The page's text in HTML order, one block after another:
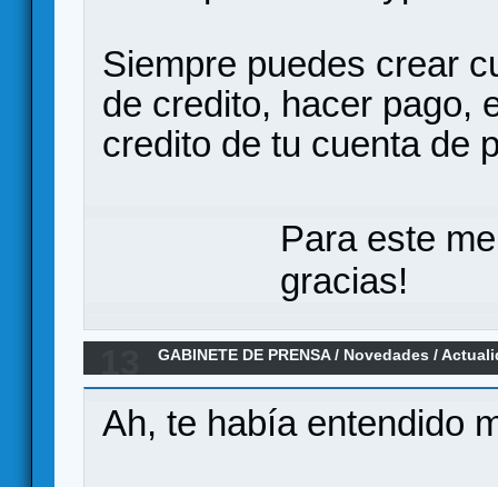
Siempre puedes crear
de credito, hacer pago,
credito de tu cuenta de
Para este
gracias!
GABINETE DE PRENSA/ Novedades /
Ah, te había entendido